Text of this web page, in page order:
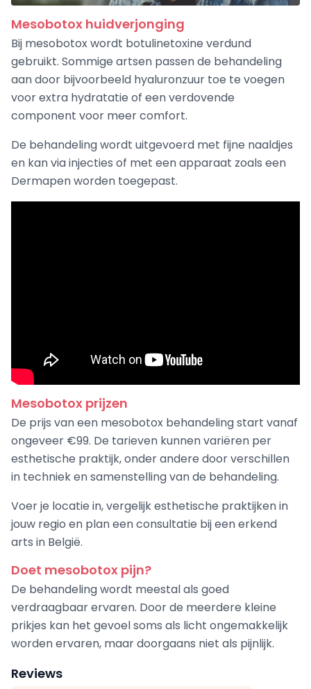
Mesobotox huidverjonging
Bij mesobotox wordt botulinetoxine verdund
gebruikt. Sommige artsen passen de behandeling
aan door bijvoorbeeld hyaluronzuur toe te voegen
voor extra hydratatie of een verdovende
component voor meer comfort.
De behandeling wordt uitgevoerd met fijne naaldjes
en kan via injecties of met een apparaat zoals een
Dermapen worden toegepast.
Mesobotox prijzen
De prijs van een mesobotox behandeling start vanaf
ongeveer €99. De tarieven kunnen variëren per
esthetische praktijk, onder andere door verschillen
in techniek en samenstelling van de behandeling.
Voer je locatie in, vergelijk esthetische praktijken in
jouw regio en plan een consultatie bij een erkend
arts in België.
Doet mesobotox pijn?
De behandeling wordt meestal als goed
verdraagbaar ervaren. Door de meerdere kleine
prikjes kan het gevoel soms als licht ongemakkelijk
worden ervaren, maar doorgaans niet als pijnlijk.
Reviews